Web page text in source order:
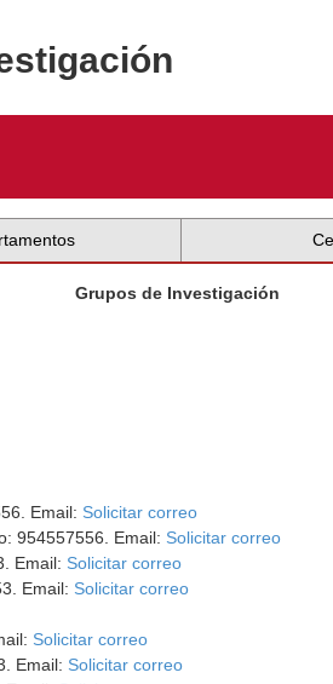
Grupos de Investigación
Email: Solicitar correo
954557556. Email: Solicitar correo
Email: Solicitar correo
Email: Solicitar correo
Solicitar correo
Email: Solicitar correo